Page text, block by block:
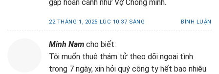
gặp hoàn cảnh như Vợ Chồng minh.
22 THÁNG 1, 2025 LÚC 10:37 SÁNG BÌNH LUẬN
Minh Nam cho biết:
Tôi muốn thuê thám tử theo dõi ngoại tình
trong 7 ngày, xin hỏi quý công ty hết bao nhiêu